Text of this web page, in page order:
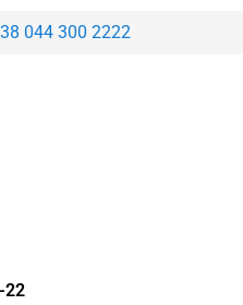
044 300 2222
22